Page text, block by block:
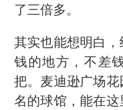
了三倍多。
其实也能想明白
钱的地方，不差
把。麦迪逊广场
名的球馆，能在这